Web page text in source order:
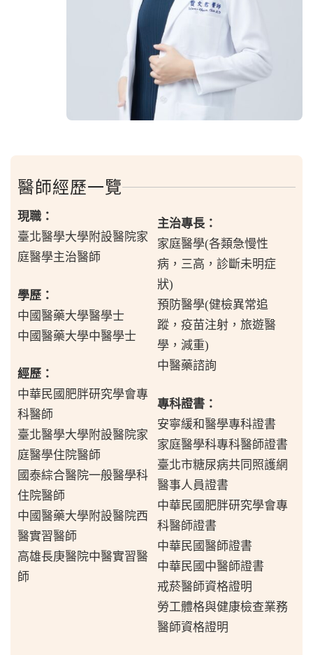
醫師經歷一覽
現職：
臺北醫學大學附設醫院家
庭醫學主治醫師
學歷：
中國醫藥大學醫學士
中國醫藥大學中醫學士
經歷：
中華民國肥胖研究學會專
科醫師
臺北醫學大學附設醫院家
庭醫學住院醫師
國泰綜合醫院一般醫學科
住院醫師
中國醫藥大學附設醫院西
醫實習醫師
高雄長庚醫院中醫實習醫
師
主治專長：
家庭醫學(各類急慢性
病，三高，診斷未明症
狀)
預防醫學(健檢異常追
蹤，疫苗注射，旅遊醫
學，減重)
中醫藥諮詢
專科證書：
安寧緩和醫學專科證書
家庭醫學科專科醫師證書
臺北市糖尿病共同照護網
醫事人員證書
中華民國肥胖研究學會專
科醫師證書
中華民國醫師證書
中華民國中醫師證書
戒菸醫師資格證明
勞工體格與健康檢查業務
醫師資格證明